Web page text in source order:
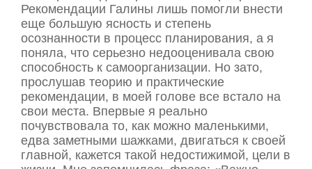
Рекомендации Галины лишь помогли внести
еще большую ясность и степень
осознанности в процесс планирования, а я
поняла, что серьезно недооценивала свою
способность к самоорганизации. Но зато,
прослушав теорию и практические
рекомендации, в моей голове все встало на
свои места. Впервые я реально
почувствовала то, как можно маленькими,
едва заметными шажками, двигаться к своей
главной, кажется такой недостижимой, цели в